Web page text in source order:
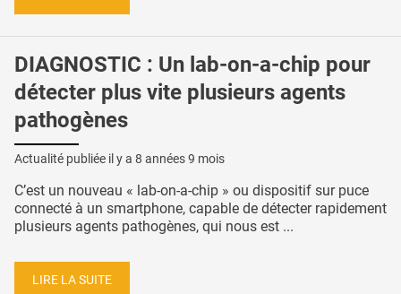
DIAGNOSTIC : Un lab-on-a-chip pour
détecter plus vite plusieurs agents
pathogènes
Actualité publiée il y a 8 années 9 mois
C’est un nouveau « lab-on-a-chip » ou dispositif sur puce
connecté à un smartphone, capable de détecter rapidement
plusieurs agents pathogènes, qui nous est ...
LIRE LA SUITE